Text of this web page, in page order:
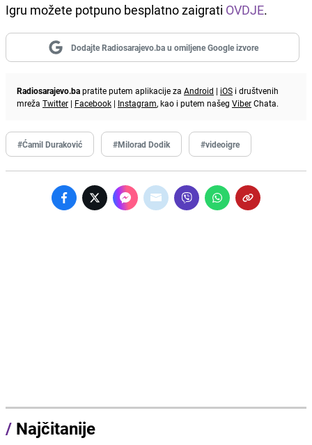
Igru možete potpuno besplatno zaigrati OVDJE.
Dodajte Radiosarajevo.ba u omiljene Google izvore
Radiosarajevo.bapratite putem aplikacije za Android | iOS i društvenih
mreža Twitter | Facebook | Instagram, kao i putem našeg ViberChata.
#Ćamil Duraković #Milorad Dodik #videoigre
/ Najčitanije